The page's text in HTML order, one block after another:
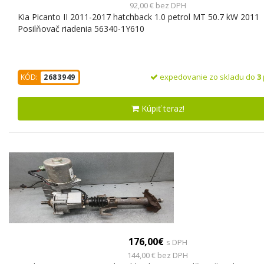
92,00 € bez DPH
Kia Picanto II 2011-2017 hatchback 1.0 petrol MT 50.7 kW 2011
Posilňovač riadenia 56340-1Y610
KÓD: 2683949 expedovanie zo skladu do 3
Kúpiť teraz!
176,00€ s DPH
144,00 € bez DPH